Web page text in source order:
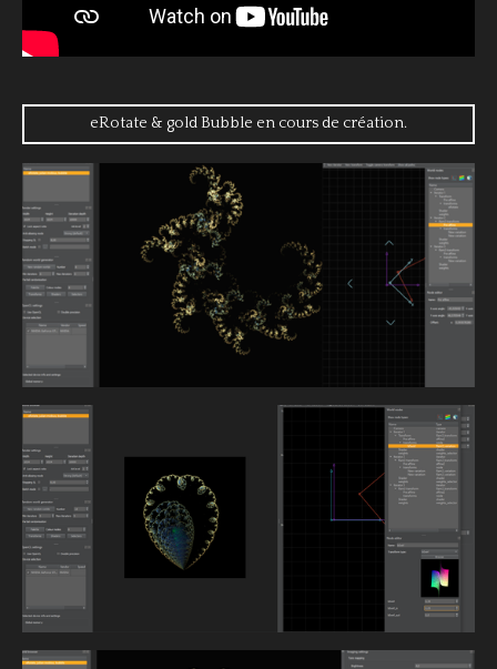
eRotate & gold Bubble en cours de création.